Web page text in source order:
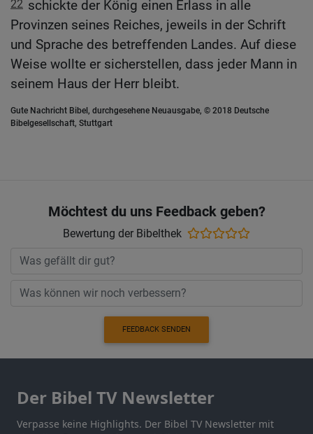
22 schickte der König einen Erlass in alle
Provinzen seines Reiches, jeweils in der Schrift
und Sprache des betreffenden Landes. Auf diese
Weise wollte er sicherstellen, dass jeder Mann in
seinem Haus der Herr bleibt.
Gute Nachricht Bibel, durchgesehene Neuausgabe, © 2018 Deutsche
Bibelgesellschaft, Stuttgart
Möchtest du uns Feedback geben?
Bewertung der Bibelthek
FEEDBACK SENDEN
Der Bibel TV Newsletter
Verpasse keine Highlights. Der Bibel TV Newsletter mit